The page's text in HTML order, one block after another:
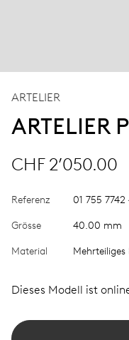
ARTELIER
ARTELIER
CHF 2’050.00
Referenz 01 755
Grösse 40.00 mm
Material Mehrteiliges
Dieses Modell ist